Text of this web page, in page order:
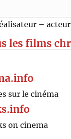
– acteur
les films
sur le cinéma
on cinema